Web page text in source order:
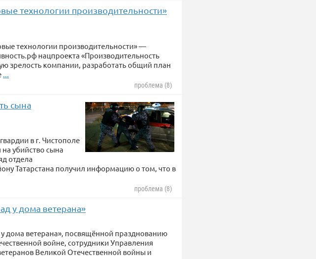
технологии производительности»
технологии производительности» —
нацпроекта «Производительность
зрелость компании, разработать общий план
...
проблема (8)
сына
в г. Чистополе
убийство сына
отдела
Татарстана получил информацию о том, что в
проблема (8)
у дома ветерана»
дома ветерана», посвящённой празднованию
войне, сотрудники Управления
Великой Отечественной войны и